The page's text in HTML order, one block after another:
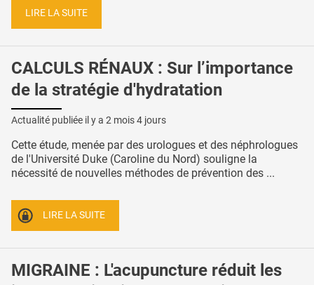
LIRE LA SUITE
CALCULS RÉNAUX : Sur l’importance
de la stratégie d'hydratation
Actualité publiée il y a 2 mois 4 jours
Cette étude, menée par des urologues et des néphrologues
de l'Université Duke (Caroline du Nord) souligne la
nécessité de nouvelles méthodes de prévention des ...
LIRE LA SUITE
MIGRAINE : L'acupuncture réduit les